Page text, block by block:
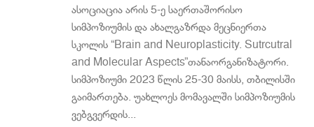
ასოციაცია არის 5-ე საერთაშორისო
სიმპოზიუმის და ახალგაზრდა მეცნიერთა
სკოლის “Brain and Neuroplasticity. Sutrcutral
and Molecular Aspects”თანაორგანიზატორი.
სიმპოზიუმი 2023 წლის 25-30 მაისს, თბილისში
გაიმართება. უახლოეს მომავალში სიმპოზიუმის
ვებგვერდის...